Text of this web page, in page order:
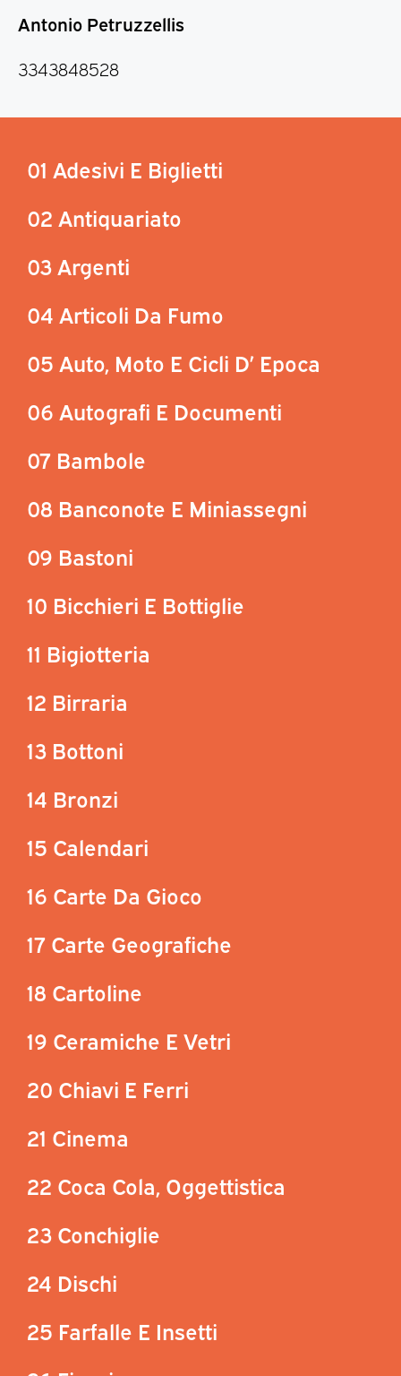
Antonio Petruzzellis
3343848528
01 Adesivi E Biglietti
02 Antiquariato
03 Argenti
04 Articoli Da Fumo
05 Auto, Moto E Cicli D’ Epoca
06 Autografi E Documenti
07 Bambole
08 Banconote E Miniassegni
09 Bastoni
10 Bicchieri E Bottiglie
11 Bigiotteria
12 Birraria
13 Bottoni
14 Bronzi
15 Calendari
16 Carte Da Gioco
17 Carte Geografiche
18 Cartoline
19 Ceramiche E Vetri
20 Chiavi E Ferri
21 Cinema
22 Coca Cola, Oggettistica
23 Conchiglie
24 Dischi
25 Farfalle E Insetti